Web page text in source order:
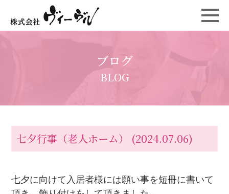
ブログ
BLOG
七夕行事（老人ホーム） (2024.07.06)
七夕に向けて入居者様には願い事を短冊に書いて